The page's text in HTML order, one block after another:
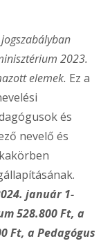
2023.
elemek. Ez a
és
nevelő és
január 1-
528.800 Ft, a
Ft, a Pedagógus